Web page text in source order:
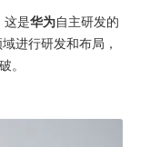
这是华为自主研发的
进行研发和布局，
。